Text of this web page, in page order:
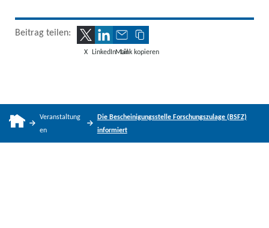
Beitrag teilen:
X LinkedInMailLink kopieren
Veranstaltung
en
Die Bescheinigungsstelle Forschungszulage (BSFZ)
informiert